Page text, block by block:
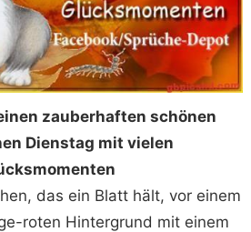
zauberhaften schönen
Dienstag mit vielen
das ein Blatt hält, vor einem
roten Hintergrund mit einem